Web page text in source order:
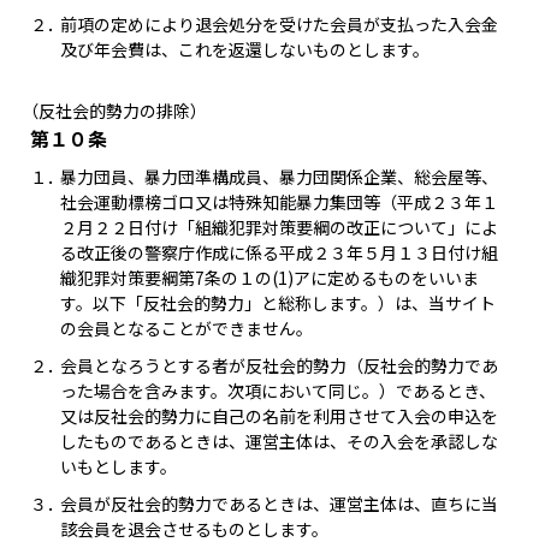
２．前項の定めにより退会処分を受けた会員が支払った入会金
及び年会費は、これを返還しないものとします。
（反社会的勢力の排除）
第１０条
１．暴力団員、暴力団準構成員、暴力団関係企業、総会屋等、
社会運動標榜ゴロ又は特殊知能暴力集団等（平成２３年１
２月２２日付け「組織犯罪対策要綱の改正について」によ
る改正後の警察庁作成に係る平成２３年５月１３日付け組
織犯罪対策要綱第7条の１の(1)アに定めるものをいいま
す。以下「反社会的勢力」と総称します。）は、当サイト
の会員となることができません。
２．会員となろうとする者が反社会的勢力（反社会的勢力であ
った場合を含みます。次項において同じ。）であるとき、
又は反社会的勢力に自己の名前を利用させて入会の申込を
したものであるときは、運営主体は、その入会を承認しな
いもとします。
３．会員が反社会的勢力であるときは、運営主体は、直ちに当
該会員を退会させるものとします。